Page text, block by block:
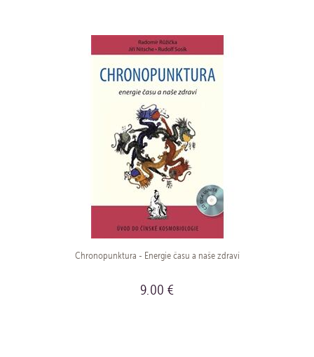
Chronopunktura - Energie času a naše zdraví
9.00 €